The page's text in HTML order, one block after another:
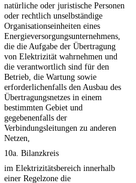
natürliche oder juristische Personen
oder rechtlich unselbständige
Organisationseinheiten eines
Energieversorgungsunternehmens,
die die Aufgabe der Übertragung
von Elektrizität wahrnehmen und
die verantwortlich sind für den
Betrieb, die Wartung sowie
erforderlichenfalls den Ausbau des
Übertragungsnetzes in einem
bestimmten Gebiet und
gegebenenfalls der
Verbindungsleitungen zu anderen
Netzen,
10a. Bilanzkreis
im Elektrizitätsbereich innerhalb
einer Regelzone die